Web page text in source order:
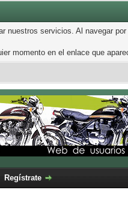
nuestros servicios. Al navegar
momento en el enlace que
Regístrate